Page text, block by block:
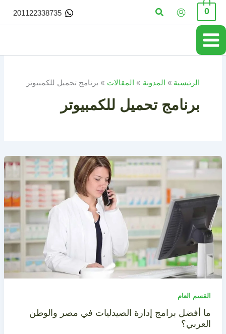
تخطي
المحتوى
0 البحث 201122338735
الرئيسية المدونة المقالات برنامج تحميل للكمبيوتر
برنامج تحميل للكمبيوتر
القسم العام
ما أفضل برامج إدارة الصيدليات في مصر والوطن
العربي؟